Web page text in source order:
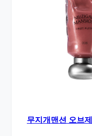
무지개맨션 오브